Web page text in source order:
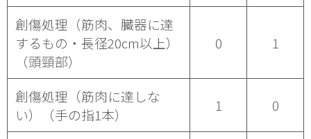
創傷処理（筋肉、臓器に達
するもの・長径20cm以上）
（頭頸部）
0 1
創傷処理（筋肉に達しな
い）（手の指1本）
1 0